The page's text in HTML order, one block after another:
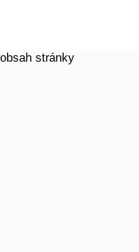
obsah stránky